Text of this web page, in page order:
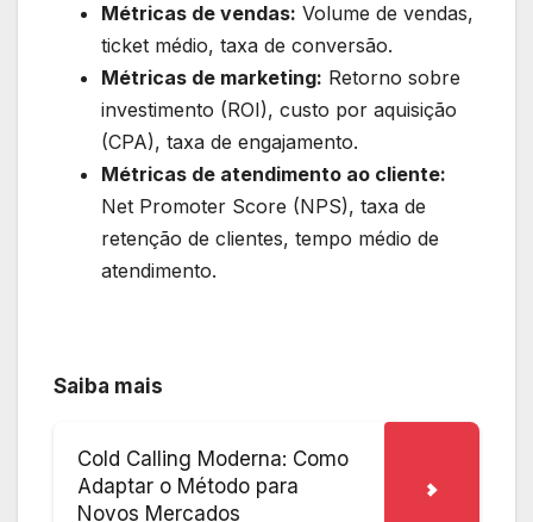
Métricas de vendas: Volume de vendas,
ticket médio, taxa de conversão.
Métricas de marketing: Retorno sobre
investimento (ROI), custo por aquisição
(CPA), taxa de engajamento.
Métricas de atendimento ao cliente:
Net Promoter Score (NPS), taxa de
retenção de clientes, tempo médio de
atendimento.
Saiba mais
Cold Calling Moderna: Como
Adaptar o Método para
Novos Mercados